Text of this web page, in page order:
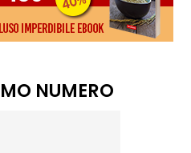
NUMERO